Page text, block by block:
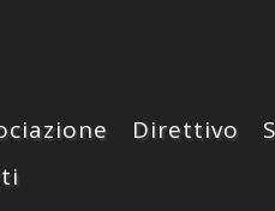
Direttivo